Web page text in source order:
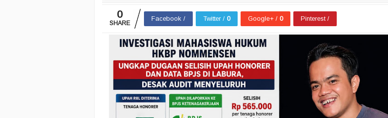
0
SHARE
Facebook / Twitter / 0 Google+ / 0 Pinterest /